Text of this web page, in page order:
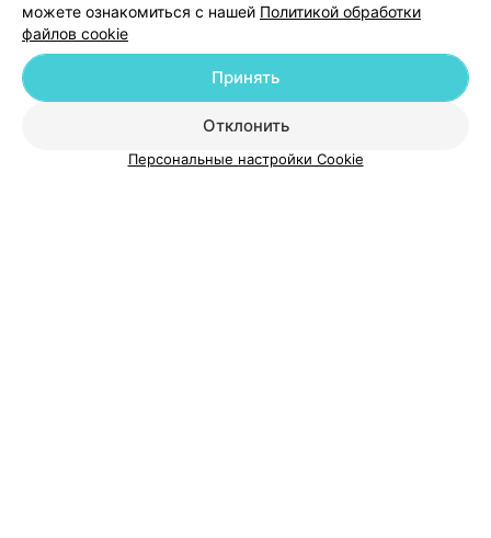
Новости проекта
Размещение рекламы
можете ознакомиться с нашей Политикой обработки
файлов cookie
Отклонить
Принять
Персональные настройки Cookie